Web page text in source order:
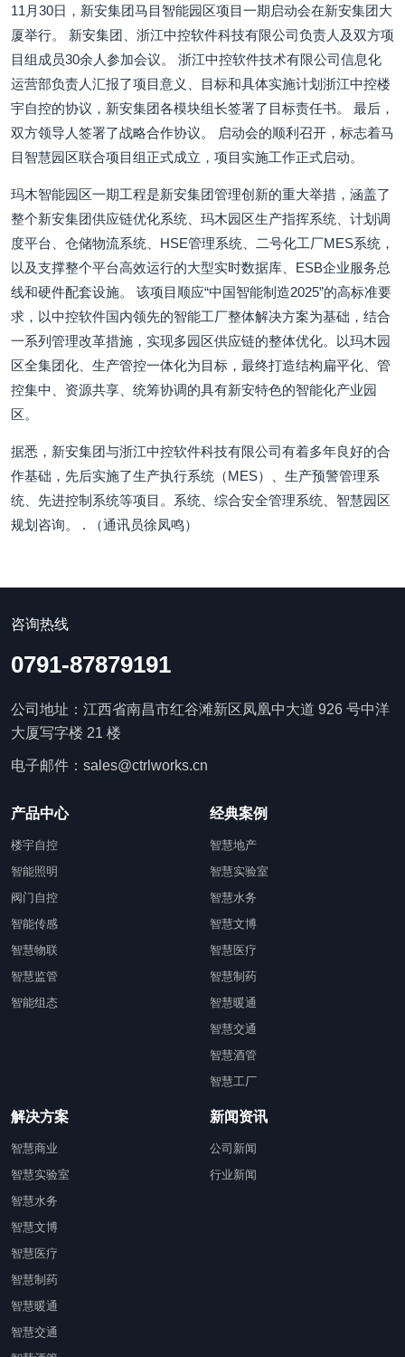
11月30日，新安集团马目智能园区项目一期启动会在新安集团大
厦举行。 新安集团、浙江中控软件科技有限公司负责人及双方项
目组成员30余人参加会议。 浙江中控软件技术有限公司信息化
运营部负责人汇报了项目意义、目标和具体实施计划浙江中控楼
宇自控的协议，新安集团各模块组长签署了目标责任书。 最后，
双方领导人签署了战略合作协议。 启动会的顺利召开，标志着马
目智慧园区联合项目组正式成立，项目实施工作正式启动。
玛木智能园区一期工程是新安集团管理创新的重大举措，涵盖了
整个新安集团供应链优化系统、玛木园区生产指挥系统、计划调
度平台、仓储物流系统、HSE管理系统、二号化工厂MES系统，
以及支撑整个平台高效运行的大型实时数据库、ESB企业服务总
线和硬件配套设施。 该项目顺应“中国智能制造2025”的高标准要
求，以中控软件国内领先的智能工厂整体解决方案为基础，结合
一系列管理改革措施，实现多园区供应链的整体优化。以玛木园
区全集团化、生产管控一体化为目标，最终打造结构扁平化、管
控集中、资源共享、统筹协调的具有新安特色的智能化产业园
区。
据悉，新安集团与浙江中控软件科技有限公司有着多年良好的合
作基础，先后实施了生产执行系统（MES）、生产预警管理系
统、先进控制系统等项目。系统、综合安全管理系统、智慧园区
规划咨询。 . （通讯员徐凤鸣）
咨询热线
0791-87879191
公司地址：江西省南昌市红谷滩新区凤凰中大道 926 号中洋
大厦写字楼 21 楼
电子邮件：sales@ctrlworks.cn
产品中心
楼宇自控
智能照明
阀门自控
智能传感
智慧物联
智慧监管
智能组态
经典案例
智慧地产
智慧实验室
智慧水务
智慧文博
智慧医疗
智慧制药
智慧暖通
智慧交通
智慧酒管
智慧工厂
解决方案
智慧商业
智慧实验室
智慧水务
智慧文博
智慧医疗
智慧制药
智慧暖通
智慧交通
新闻资讯
公司新闻
行业新闻